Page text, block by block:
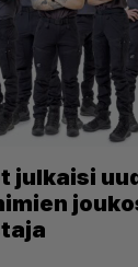
julkaisi